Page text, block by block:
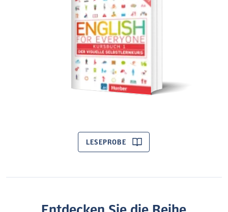
LESEPROBE
Mit dem zusätzlichen Übungsbuch können Sie die
Inhalte aus dem Kursbuch gleich anwenden und
vertiefen. Sie trainieren Sprechen, Schreiben, Lese-
und Hörverstehen.